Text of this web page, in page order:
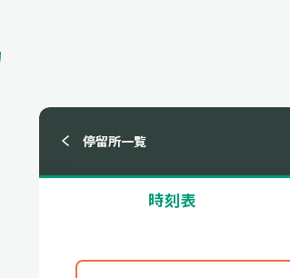
停留所一覧
時刻表